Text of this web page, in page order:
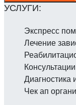
Экспресс
Лечение
Диагностика
Чек ап